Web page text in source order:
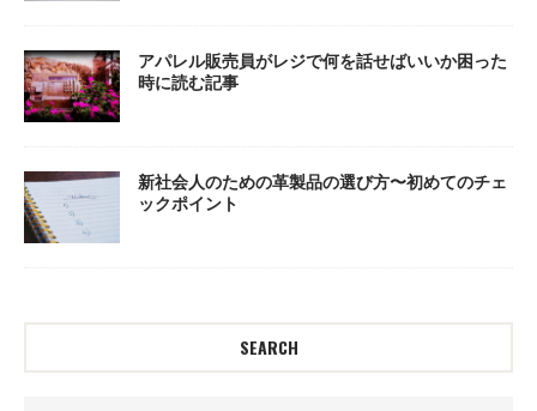
アパレル販売員がレジで何を話せばいいか困った
時に読む記事
新社会人のための革製品の選び方〜初めてのチェ
ックポイント
SEARCH